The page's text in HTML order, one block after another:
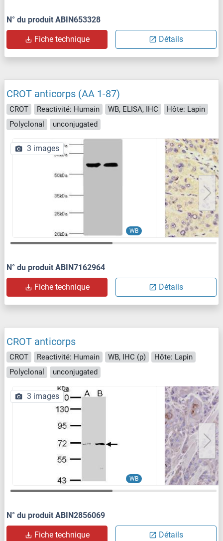
N° du produit ABIN653328
Fiche technique Détails
CROT anticorps (AA 1-87)
CROT Reactivité: Humain WB, ELISA, IHC
Hôte: Lapin
Polyclonal
unconjugated
WB
3 images
N° du produit ABIN7162964
Fiche technique Détails
CROT anticorps
CROT Reactivité: Humain WB, IHC (p)
Hôte: Lapin
Polyclonal
unconjugated
WB
3 images
N° du produit ABIN2856069
Fiche technique Détails